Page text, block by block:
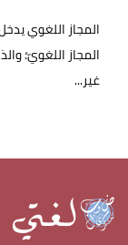
المجاز اللغوي
المجاز اللغويّ؛
غير...